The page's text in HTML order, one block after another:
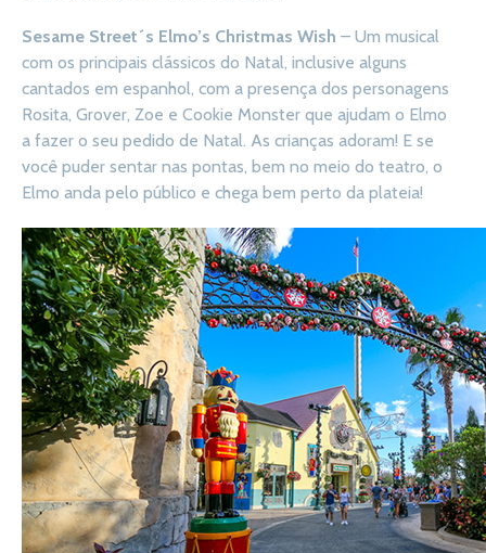
Sesame Street´s Elmo’s Christmas Wish – Um musical
com os principais clássicos do Natal, inclusive alguns
cantados em espanhol, com a presença dos personagens
Rosita, Grover, Zoe e Cookie Monster que ajudam o Elmo
a fazer o seu pedido de Natal. As crianças adoram! E se
você puder sentar nas pontas, bem no meio do teatro, o
Elmo anda pelo público e chega bem perto da plateia!